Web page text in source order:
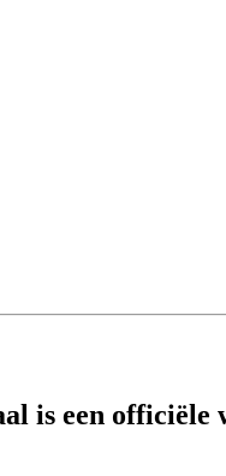
is een officiële